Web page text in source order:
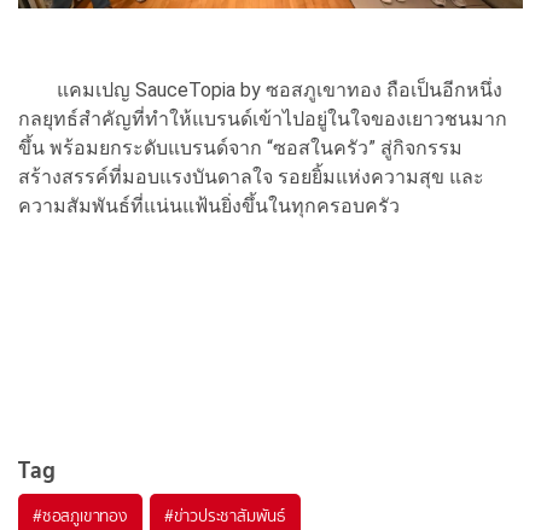
แคมเปญ SauceTopia by ซอสภูเขาทอง ถือเป็นอีกหนึ่ง
กลยุทธ์สำคัญที่ทำให้แบรนด์เข้าไปอยู่ในใจของเยาวชนมาก
ขึ้น พร้อมยกระดับแบรนด์จาก “ซอสในครัว” สู่กิจกรรม
สร้างสรรค์ที่มอบแรงบันดาลใจ รอยยิ้มแห่งความสุข และ
ความสัมพันธ์ที่แน่นแฟ้นยิ่งขึ้นในทุกครอบครัว
Tag
#ซอสภูเขาทอง #ข่าวประชาสัมพันธ์